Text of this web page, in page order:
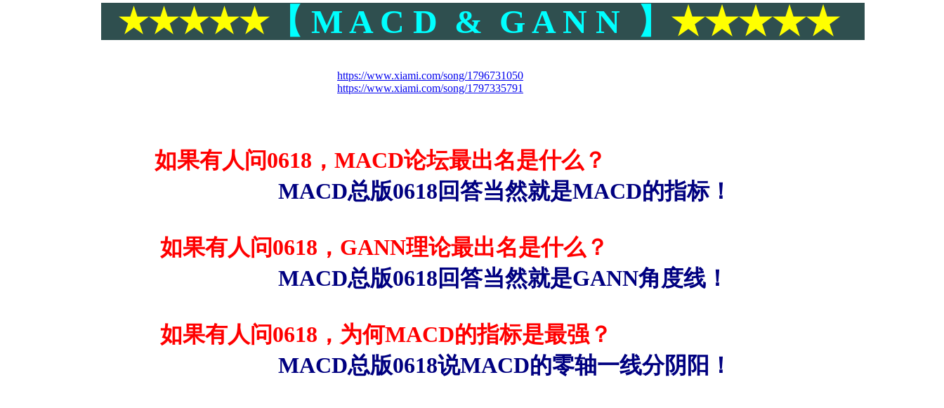
★★★★★【 M A C D & G A N N 】 ★★★★★
https://www.xiami.com/song/1796731050
https://www.xiami.com/song/1797335791
如果有人问0618 ， MACD论坛最出名是什么？
MACD总版0618回答当然就是MACD的指标！
如果有人问0618 ， GANN理论最出名是什么？
MACD总版0618回答当然就是GANN角度线！
如果有人问0618 ，为何MACD的指标是最强？
MACD总版0618说MACD的零轴一线分阴阳！